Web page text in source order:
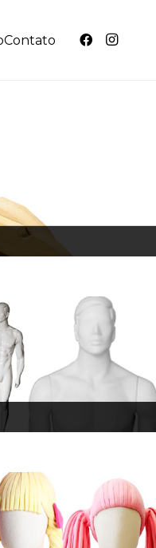
Contato